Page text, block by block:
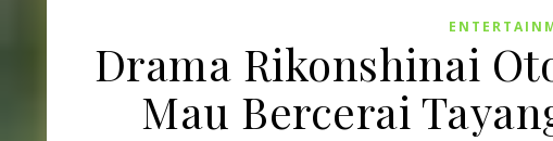
Drama Rikonshinai
Mau Bercerai